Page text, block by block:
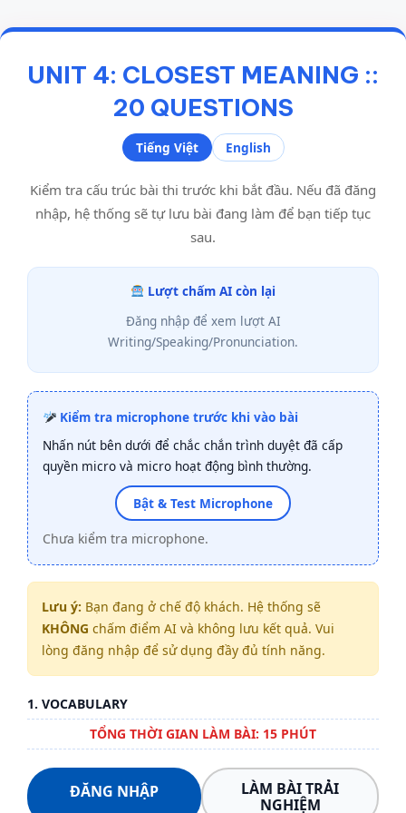
UNIT 4: CLOSEST MEANING ::
20 QUESTIONS
Tiếng Việt English
Kiểm tra cấu trúc bài thi trước khi bắt đầu. Nếu đã đăng
nhập, hệ thống sẽ tự lưu bài đang làm để bạn tiếp tục
sau.
Lượt chấm AI còn lại
Đăng nhập để xem lượt AI
Writing/Speaking/Pronunciation.
Kiểm tra microphone trước khi vào bài
Nhấn nút bên dưới để chắc chắn trình duyệt đã cấp
quyền micro và micro hoạt động bình thường.
Bật & Test Microphone
Chưa kiểm tra microphone.
Lưu ý: Bạn đang ở chế độ khách. Hệ thống sẽ
KHÔNG chấm điểm AI và không lưu kết quả. Vui
lòng đăng nhập để sử dụng đầy đủ tính năng.
1. VOCABULARY
TỔNG THỜI GIAN LÀM BÀI: 15 PHÚT
ĐĂNG NHẬP
LÀM BÀI TRẢI
NGHIỆM